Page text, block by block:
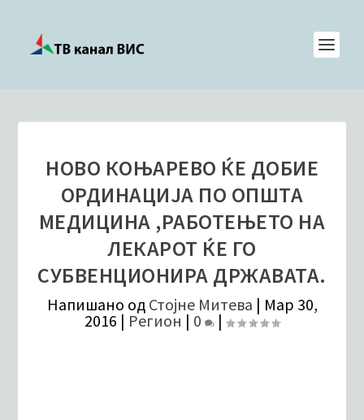
НОВО КОЊАРЕВО ЌЕ ДОБИЕ
ОРДИНАЦИЈА ПО ОПШТА
МЕДИЦИНА ,РАБОТЕЊЕТО НА
ЛЕКАРОТ ЌЕ ГО
СУБВЕНЦИОНИРА ДРЖАВАТА.
Напишано од Стојне Митева | Мар 30,
2016 | Регион | 0 |